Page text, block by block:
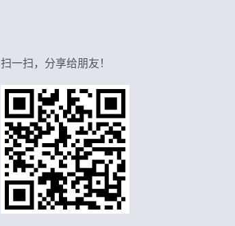
扫一扫，分享给朋友！